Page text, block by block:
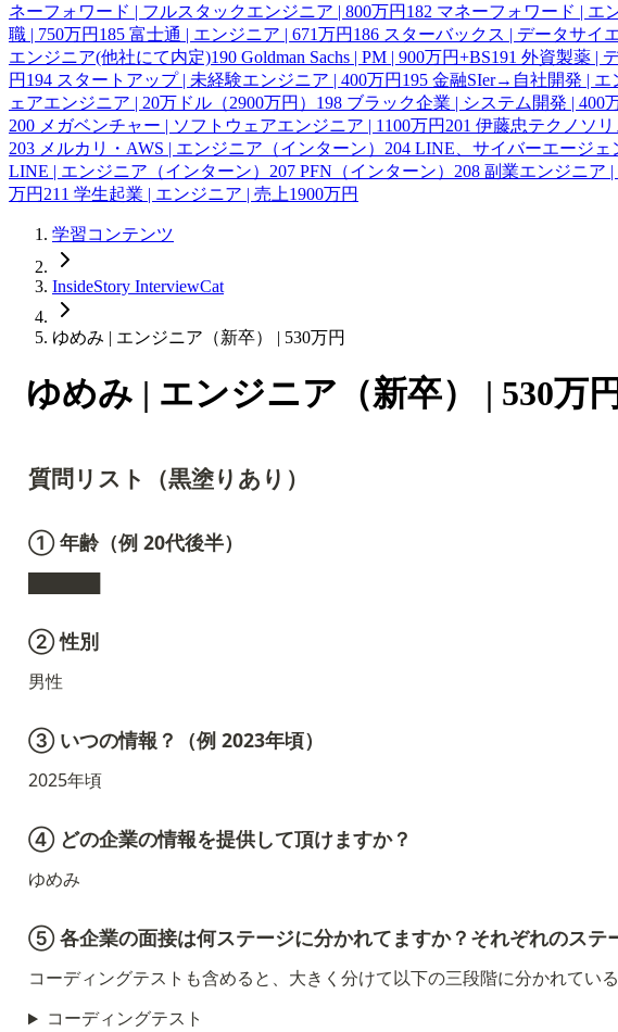
ネーフォワード | フルスタックエンジニア | 800万円 182 マネーフォワード | エ
職 | 750万円 185 富士通 | エンジニア | 671万円 186 スターバックス | データサイ
エンジニア(他社にて内定)190 Goldman Sachs | PM | 900万円+BS191 外資製薬 |
円 194 スタートアップ | 未経験エンジニア | 400万円 195 金融SIer→自社開発 | エ
ェアエンジニア | 20万ドル（2900万円） 198 ブラック企業 | システム開発 | 400
200 メガベンチャー | ソフトウェアエンジニア | 1100万円 201 伊藤忠テクノソ
203 メルカリ・AWS | エンジニア（インターン） 204 LINE、サイバーエージェ
LINE | エンジニア（インターン） 207 PFN（インターン） 208 副業エンジニア |
万円 211 学生起業 | エンジニア | 売上1900万円
学習コンテンツ
InsideStory InterviewCat
ゆめみ | エンジニア（新卒） | 530万円
ゆめみ | エンジニア（新卒） | 530万円
質問リスト（黒塗りあり）
① 年齢（例 20代後半）
② 性別
男性
③ いつの情報？（例 2023年頃）
2025年頃
④ どの企業の情報を提供して頂けますか？
ゆめみ
⑤ 各企業の面接は何ステージに分かれてますか？それぞれのステ
コーディングテストも含めると、大きく分けて以下の三段階に分かれている
コーディングテスト